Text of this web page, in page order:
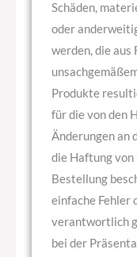
Schäden,
oder
werden, die aus
Produkte
für die von den
Änderungen an
die Haftung von
Bestellung
einfache Fehler
verantwortlich
bei der